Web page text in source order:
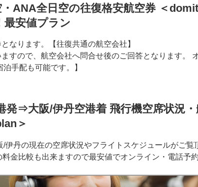
ANA全日空の往復格安航空券 ＜
最安値プラン
なります。【往復共通の航空会社】
すので、航空会社へ問合せ後のご回答となります。
手配も可能です。】
発⇒大阪/伊丹空港着 飛行機空席状況
＞
/伊丹の現在の空席状況やフライトスケジュールがご覧
金比較も出来ますので最安値でオンライン・電話予約